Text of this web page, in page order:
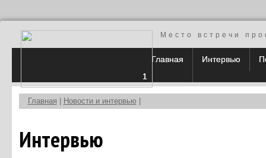
Место встречи
Главная
1
Интервью
Главная Новости и интервью
Интервью